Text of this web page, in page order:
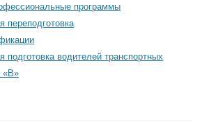
программы
переподготовка
подготовка водителей транспортных
«В»